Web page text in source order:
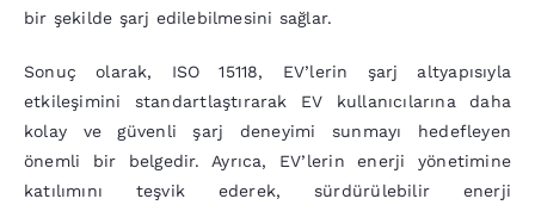
bir şekilde şarj edilebilmesini sağlar.
Sonuç olarak, ISO 15118, EV’lerin şarj altyapısıyla
etkileşimini standartlaştırarak EV kullanıcılarına daha
kolay ve güvenli şarj deneyimi sunmayı hedefleyen
önemli bir belgedir. Ayrıca, EV’lerin enerji yönetimine
katılımını teşvik ederek, sürdürülebilir enerji